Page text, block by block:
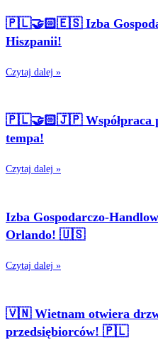
🇵🇱🤝🏻🇪🇸 Izba
Hiszpanii!
Czytaj dalej »
🇵🇱🤝🏻🇯🇵 Współpraca
tempa!
Czytaj dalej »
Izba Gospodarczo-
Orlando! 🇺🇸
Czytaj dalej »
🇻🇳 Wietnam otwiera
przedsiębiorców! 🇵🇱